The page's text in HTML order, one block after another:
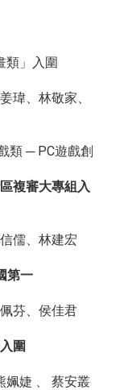
類」入圍
瑋、林敬家、
類 ─ PC遊戲創
複審大專組入
儒、林建宏
第一
芬、侯佳君
圍
姵婕 、 蔡安叢